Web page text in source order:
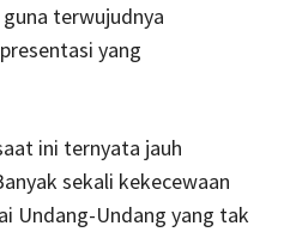
terwujudnya
yang
ini ternyata jauh
sekali kekecewaan
Undang-Undang yang tak